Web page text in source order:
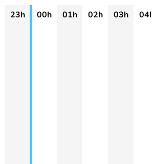
23h 00h 01h 02h 03h
04h